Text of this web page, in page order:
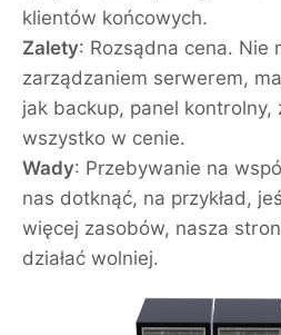
klientów końcowych.
Zalety: Rozsądna cena. Nie
zarządzaniem serwerem,
jak backup, panel kontrolny,
wszystko w cenie.
Wady: Przebywanie na
nas dotknąć, na przykład,
więcej zasobów, nasza
działać wolniej.